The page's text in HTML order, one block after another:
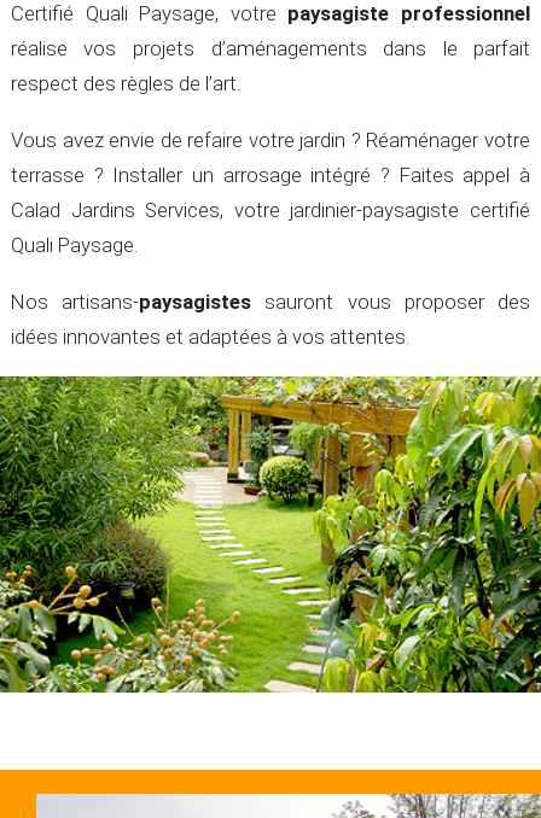
Certifié Quali Paysage, votre paysagiste professionnel
réalise vos projets d’aménagements dans le parfait
respect des règles de l’art.
Vous avez envie de refaire votre jardin ? Réaménager votre
terrasse ? Installer un arrosage intégré ? Faites appel à
Calad Jardins Services, votre jardinier-paysagiste certifié
Quali Paysage.
Nos artisans-paysagistes sauront vous proposer des
idées innovantes et adaptées à vos attentes.